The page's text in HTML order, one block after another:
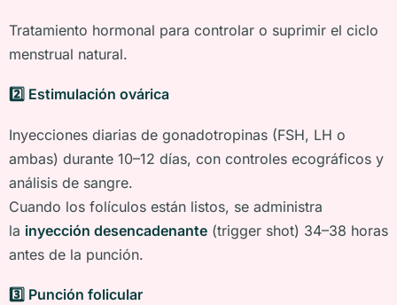
Tratamiento hormonal para controlar o suprimir el ciclo
menstrual natural.
2️ ⃣ Estimulación ovárica
Inyecciones diarias de gonadotropinas (FSH, LH o
ambas) durante 10–12 días, con controles ecográficos y
análisis de sangre.
Cuando los folículos están listos, se administra
la inyección desencadenante (trigger shot) 34–38 horas
antes de la punción.
3️ ⃣ Punción folicular